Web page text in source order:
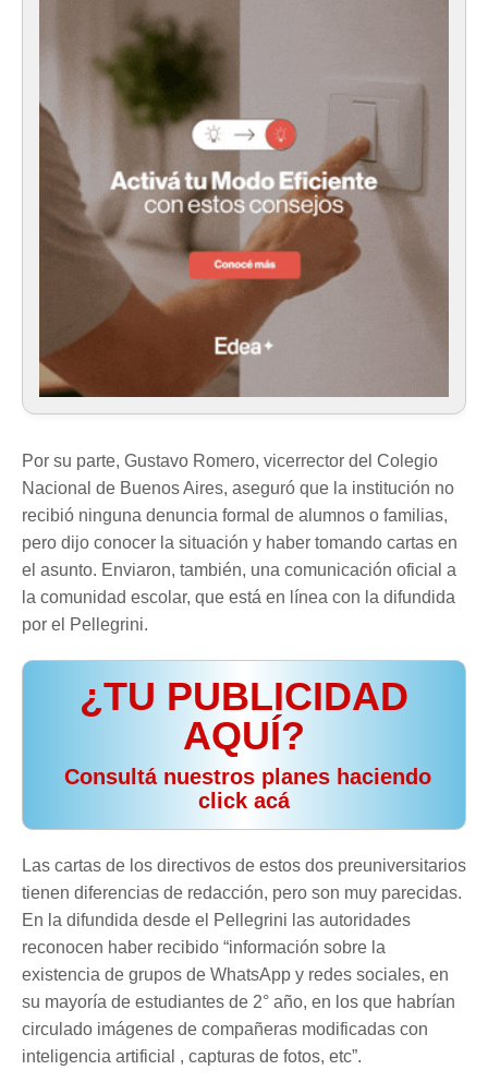
Por su parte, Gustavo Romero, vicerrector del Colegio
Nacional de Buenos Aires, aseguró que la institución no
recibió ninguna denuncia formal de alumnos o familias,
pero dijo conocer la situación y haber tomando cartas en
el asunto. Enviaron, también, una comunicación oficial a
la comunidad escolar, que está en línea con la difundida
por el Pellegrini.
¿TU PUBLICIDAD
AQUÍ?
️ Consultá nuestros planes haciendo
click acá
Las cartas de los directivos de estos dos preuniversitarios
tienen diferencias de redacción, pero son muy parecidas.
En la difundida desde el Pellegrini las autoridades
reconocen haber recibido “información sobre la
existencia de grupos de WhatsApp y redes sociales, en
su mayoría de estudiantes de 2° año, en los que habrían
circulado imágenes de compañeras modificadas con
inteligencia artificial , capturas de fotos, etc”.